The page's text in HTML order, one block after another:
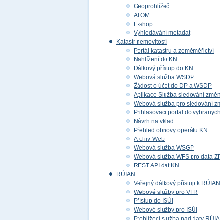
Geoprohlížeč
ATOM
E-shop
Vyhledávání metadat
Katastr nemovitostí
Portál katastru a zeměměřictví
Nahlížení do KN
Dálkový přístup do KN
Webová služba WSDP
Žádost o účet do DP a WSDP
Aplikace Služba sledování změn
Webová služba pro sledování
Přihlašovací portál do
Návrh na vklad
Přehled obnovy operátu KN
Archiv-Web
Webová služba WSGP
Webová služba WFS pro data
REST API dat KN
RÚIAN
Veřejný dálkový přístup k RÚIAN
Webové služby pro VFR
Přístup do ISÚI
Webové služby pro ISÚI
Prohlížecí služba nad daty